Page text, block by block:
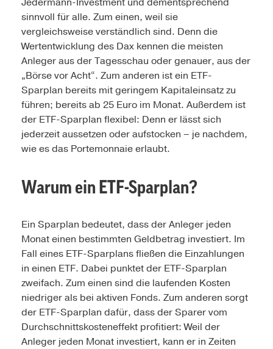
sinnvoll für alle. Zum einen, weil sie
vergleichsweise verständlich sind. Denn die
Wertentwicklung des Dax kennen die meisten
Anleger aus der Tagesschau oder genauer, aus der
„Börse vor Acht“. Zum anderen ist ein ETF-
Sparplan bereits mit geringem Kapitaleinsatz zu
führen; bereits ab 25 Euro im Monat. Außerdem ist
der ETF-Sparplan flexibel: Denn er lässt sich
jederzeit aussetzen oder aufstocken – je nachdem,
wie es das Portemonnaie erlaubt.
Warum ein ETF-Sparplan?
Ein Sparplan bedeutet, dass der Anleger jeden
Monat einen bestimmten Geldbetrag investiert. Im
Fall eines ETF-Sparplans fließen die Einzahlungen
in einen ETF. Dabei punktet der ETF-Sparplan
zweifach. Zum einen sind die laufenden Kosten
niedriger als bei aktiven Fonds. Zum anderen sorgt
der ETF-Sparplan dafür, dass der Sparer vom
Durchschnittskosteneffekt profitiert: Weil der
Anleger jeden Monat investiert, kann er in Zeiten